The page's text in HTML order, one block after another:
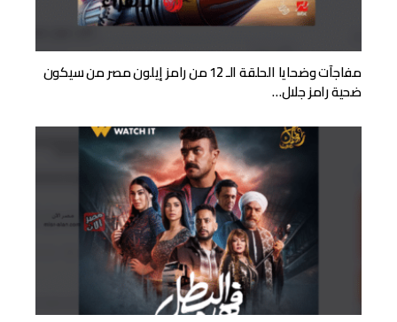
مفاجآت وضحايا الحلقة الـ 12 من رامز إيلون مصر من سيكون
ضحية رامز جلال…